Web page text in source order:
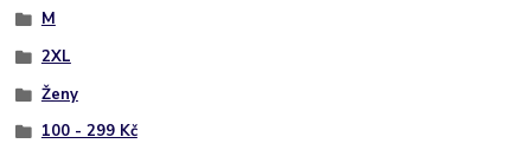
M
2XL
Ženy
100 - 299 Kč